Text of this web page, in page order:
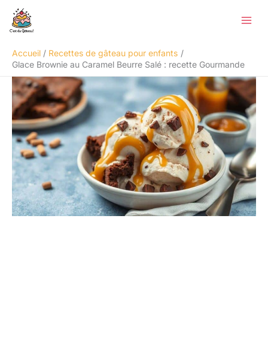
Accueil
Recettes de gâteau pour enfants
Glace Brownie au Caramel Beurre Salé : recette Gourmande
Rechercher